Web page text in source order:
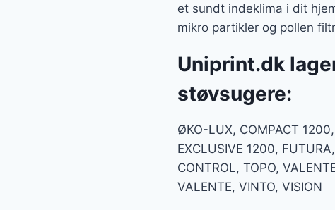
et sundt indeklima i dit
mikro partikler og pollen
Uniprint.dk
støvsugere:
ØKO-LUX, COMPACT
EXCLUSIVE 1200,
CONTROL, TOPO,
VALENTE, VINTO, VISION